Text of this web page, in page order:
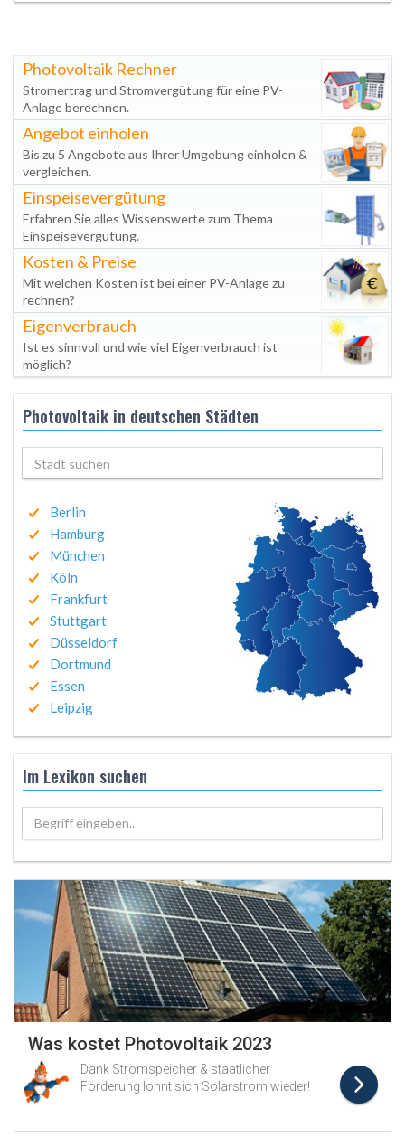
Photovoltaik Rechner
Stromertrag und Stromvergütung für eine PV-
Anlage berechnen.
Angebot einholen
Bis zu 5 Angebote aus Ihrer Umgebung einholen &
vergleichen.
Einspeisevergütung
Erfahren Sie alles Wissenswerte zum Thema
Einspeisevergütung.
Kosten & Preise
Mit welchen Kosten ist bei einer PV-Anlage zu
rechnen?
Eigenverbrauch
Ist es sinnvoll und wie viel Eigenverbrauch ist
möglich?
Photovoltaik in deutschen Städten
Berlin
Hamburg
München
Köln
Frankfurt
Stuttgart
Düsseldorf
Dortmund
Essen
Leipzig
Im Lexikon suchen
Begriff eingeben..